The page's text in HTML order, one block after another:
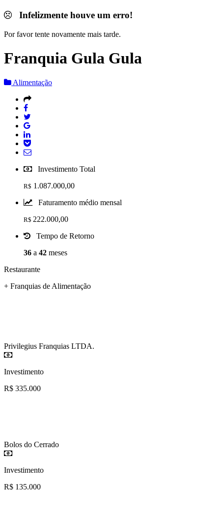
Infelizmente houve um erro!
Por favor tente novamente mais tarde.
Franquia Gula Gula
Alimentação
Investimento Total
R$ 1.087.000,00
Faturamento médio mensal
R$ 222.000,00
Tempo de Retorno
36 a 42 meses
Restaurante
+ Franquias de Alimentação
Privilegius Franquias LTDA.
Investimento
R$ 335.000
Bolos do Cerrado
Investimento
R$ 135.000